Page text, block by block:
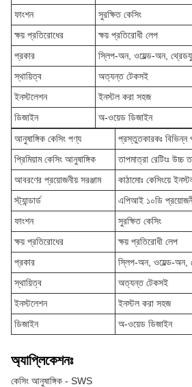
ফাংশন
সুরক্ষিত কেসিং
ক্ষয় প্রতিরোধের
ক্ষয় প্রতিরোধী লেপ
প্রকার
স্লিপ-অন, ওয়েল্ড-অন,
স্থায়িত্ব
অত্যন্ত টেকসই
ইনস্টলেশন
ইনস্টল করা সহজ
ডিজাইন
অ-ওয়েড ডিজাইন
আনুষাঙ্গিক কেসিং পণ্য
প্রস্তুতকারকঃ
প্রিমিয়াম কেসিং আনুষাঙ্গিক
তাপমাত্রা রেটিংঃ উচ্চ
আবরণের প্রয়োজনীয় সরঞ্জাম
কাঠামোঃ কেসিংয়ে
স্ট্যান্ডার্ড
এপিআই ১০ডি
ফাংশন
সুরক্ষিত কেসিং
ক্ষয় প্রতিরোধের
ক্ষয় প্রতিরোধী লেপ
প্রকার
স্লিপ-অন, ওয়েল্ড-অন,
স্থায়িত্ব
অত্যন্ত টেকসই
ইনস্টলেশন
ইনস্টল করা সহজ
ডিজাইন
অ-ওয়েড ডিজাইন
অ্যাপ্লিকেশনঃ
কেসিং আনুষাঙ্গিক - SWS